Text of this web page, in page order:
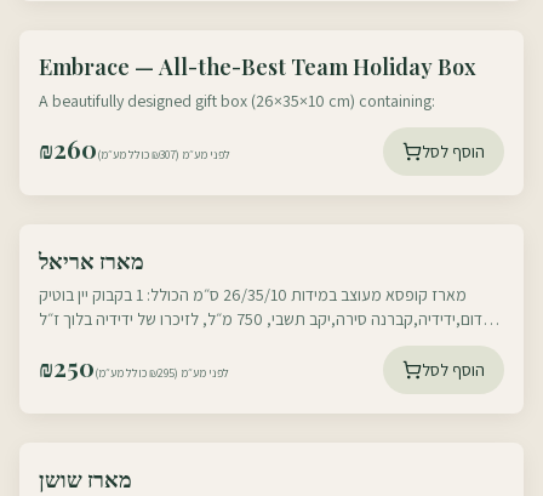
עוטף צפוןEmbrace — All-the-Best Team Holiday Box
A beautifully designed gift box (26×35×10 cm) containing:
₪260 לפני מע״מ (₪307 כולל מע״מ) הוסף לסל
מארז אריאל
מארז קופסא מעוצב במידות 26/35/10 ס״מ הכולל: 1 בקבוק יין בוטיק
אדום,ידידיה,קברנה סירה,יקב תשבי, 750 מ״ל, לזיכרו של ידידיה בלוך ז״ל
₪250 לפני מע״מ (₪295 כולל מע״מ) הוסף לסל
מארז שושן